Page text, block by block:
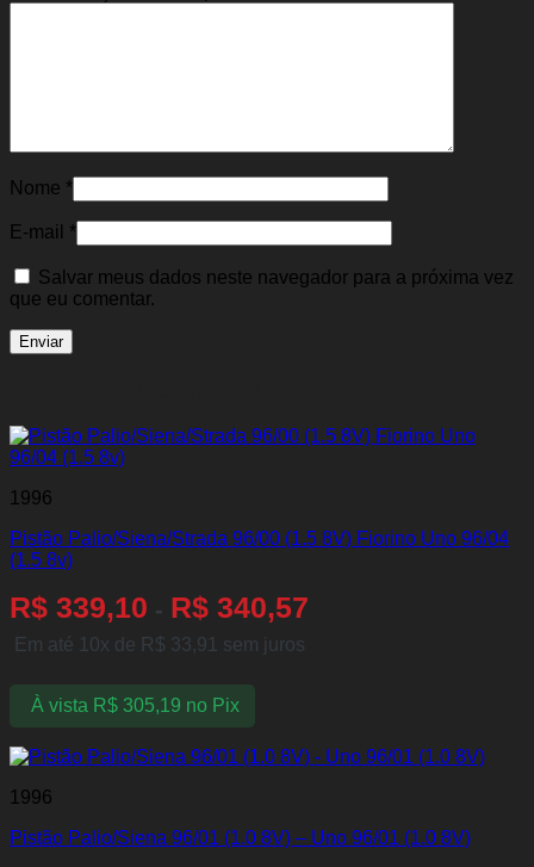
Nome *
E-mail *
Salvar meus dados neste navegador para a próxima vez
que eu comentar.
1996
Pistão Palio/Siena/Strada 96/00 (1.5 8V) Fiorino Uno 96/04
(1.5 8v)
R$ 339,10 - R$ 340,57
Em até 10x de R$ 33,91 sem juros
À vista R$305,19 no Pix
1996
Pistão Palio/Siena 96/01 (1.0 8V) – Uno 96/01 (1.0 8V)